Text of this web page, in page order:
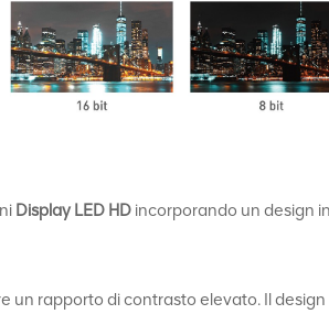
Display LED HD incorporando un design
un rapporto di contrasto elevato. Il